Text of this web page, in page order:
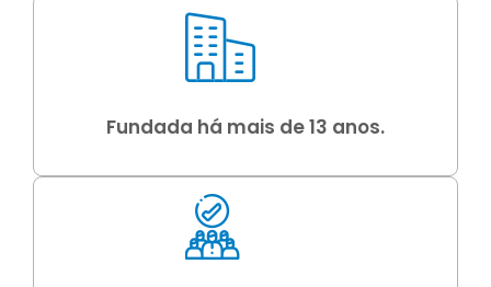
Fundada há mais de 13 anos.